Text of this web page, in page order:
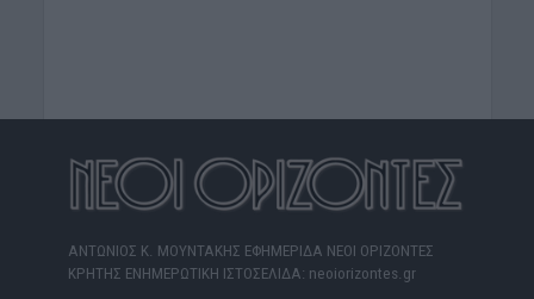
ΑΝΤΩΝΙΟΣ Κ. ΜΟΥΝΤΑΚΗΣ ΕΦΗΜΕΡΙΔΑ ΝΕΟΙ ΟΡΙΖΟΝΤΕΣ
ΚΡΗΤΗΣ ΕΝΗΜΕΡΩΤΙΚΗ ΙΣΤΟΣΕΛΙΔΑ: neoiorizontes.gr